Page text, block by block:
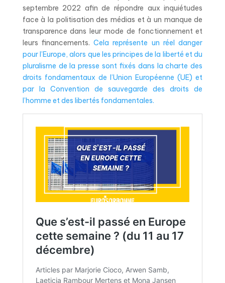
septembre 2022 afin de répondre aux inquiétudes
face à la politisation des médias et à un manque de
transparence dans leur mode de fonctionnement et
leurs financements.Cela représente un réel danger
pour l’Europe, alors que les principes de la liberté et du
pluralisme de la presse sont fixés dans la charte des
droits fondamentaux de l’Union Européenne (UE) et
par la Convention de sauvegarde des droits de
l’homme et des libertés fondamentales.